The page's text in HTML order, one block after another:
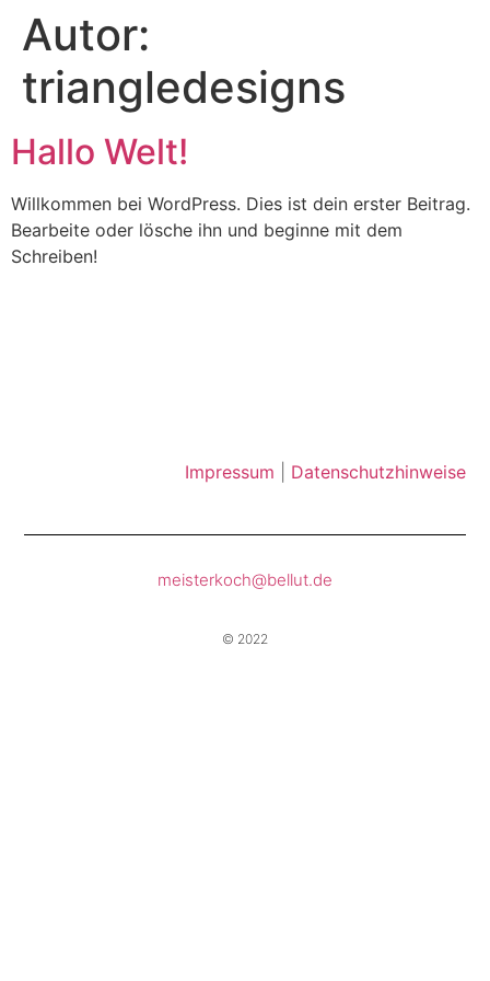
Autor:
triangledesigns
Hallo Welt!
Willkommen bei WordPress. Dies ist dein erster Beitrag.
Bearbeite oder lösche ihn und beginne mit dem
Schreiben!
Impressum Datenschutzhinweise
meisterkoch@bellut.de
© 2022